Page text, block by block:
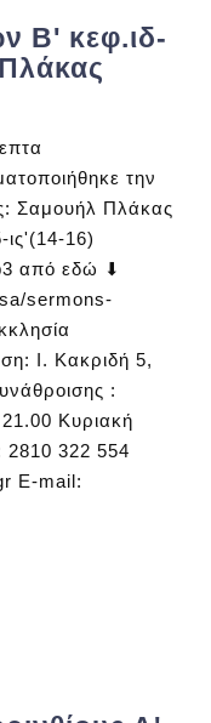
Β' κεφ.ιδ-
την
Σαμουήλ Πλάκας
16)
από εδώ ⬇
sermons-
Ι. Κακριδή 5,
:
Κυριακή
2810 322 554
E-mail: